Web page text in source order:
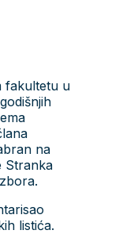
fakultetu u
na
Stranka
listića.